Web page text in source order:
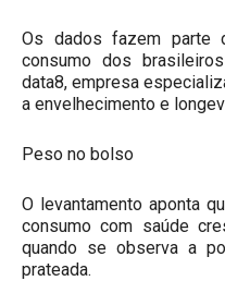
Os dados fazem parte
consumo dos
data8, empresa
a envelhecimento e
Peso no bolso
O levantamento aponta
consumo com saúde
quando se observa a
prateada.